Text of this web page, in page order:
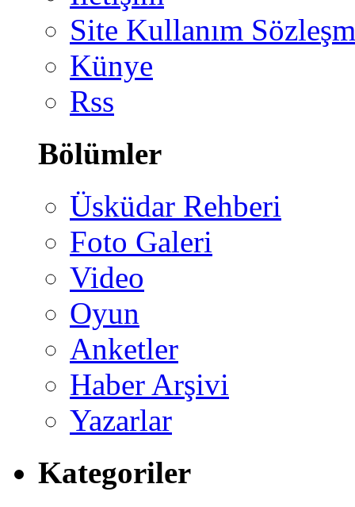
Site Kullanım
Künye
Rss
Bölümler
Üsküdar Rehberi
Foto Galeri
Video
Oyun
Anketler
Haber Arşivi
Yazarlar
Kategoriler